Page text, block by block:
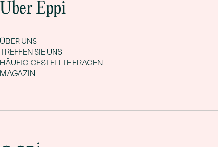
Über Eppi
ÜBER UNS
TREFFEN SIE UNS
HÄUFIG GESTELLTE FRAGEN
MAGAZIN